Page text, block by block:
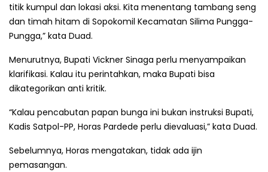
titik kumpul dan lokasi aksi. Kita menentang tambang seng
dan timah hitam di Sopokomil Kecamatan Silima Pungga-
Pungga,” kata Duad.
Menurutnya, Bupati Vickner Sinaga perlu menyampaikan
klarifikasi. Kalau itu perintahkan, maka Bupati bisa
dikategorikan anti kritik.
“Kalau pencabutan papan bunga ini bukan instruksi Bupati,
Kadis Satpol-PP, Horas Pardede perlu dievaluasi,” kata Duad.
Sebelumnya, Horas mengatakan, tidak ada ijin
pemasangan.